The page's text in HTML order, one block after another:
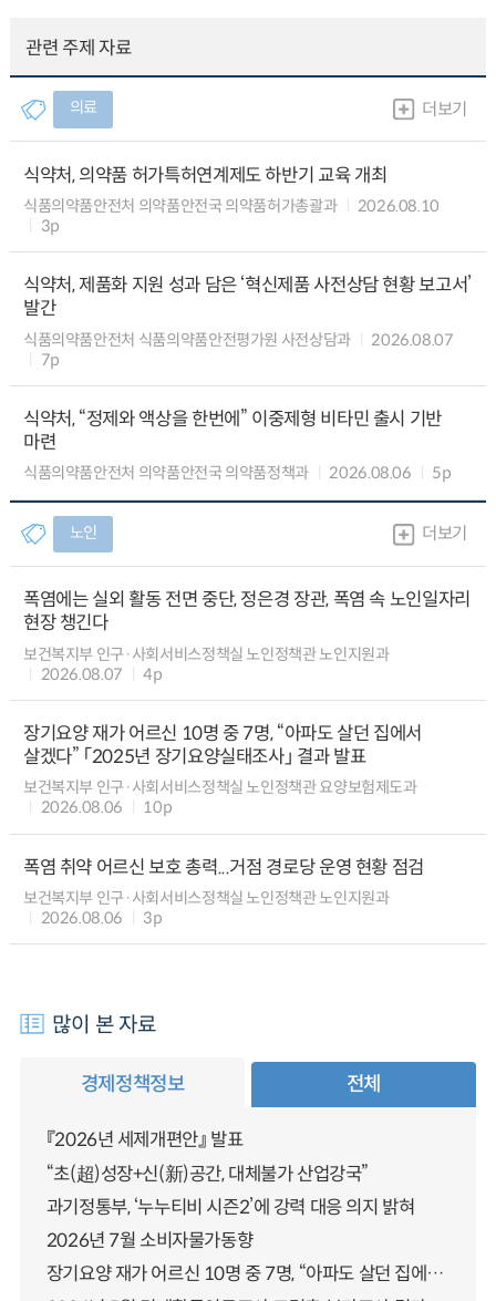
관련 주제 자료
의료 더보기
식약처, 의약품 허가특허연계제도 하반기 교육 개최
식품의약품안전처 의약품안전국 의약품허가총괄과
2026.08.10
3p
식약처, 제품화 지원 성과 담은 ‘혁신제품 사전상담 현황 보고서’
발간
식품의약품안전처 식품의약품안전평가원 사전상담과
2026.08.07
7p
식약처, “정제와 액상을 한번에” 이중제형 비타민 출시 기반
마련
식품의약품안전처 의약품안전국 의약품정책과 2026.08.06 5p
노인 더보기
폭염에는 실외 활동 전면 중단, 정은경 장관, 폭염 속 노인일자리
현장 챙긴다
보건복지부 인구·사회서비스정책실 노인정책관 노인지원과
2026.08.07
4p
장기요양 재가 어르신 10명 중 7명, “아파도 살던 집에서
살겠다” 「2025년 장기요양실태조사」 결과 발표
보건복지부 인구·사회서비스정책실 노인정책관 요양보험제도과
2026.08.06
10p
폭염 취약 어르신 보호 총력...거점 경로당 운영 현황 점검
보건복지부 인구·사회서비스정책실 노인정책관 노인지원과
2026.08.06
3p
많이 본 자료
경제정책정보 전체
『2026년 세제개편안』 발표
“초(超)성장+신(新)공간, 대체불가 산업강국”
과기정통부, ‘누누티비 시즌2’에 강력 대응 의지 밝혀
2026년 7월 소비자물가동향
장기요양 재가 어르신 10명 중 7명, “아파도 살던 집에서 살겠다” 「2025년 장기요양실태조사」 결과 발표